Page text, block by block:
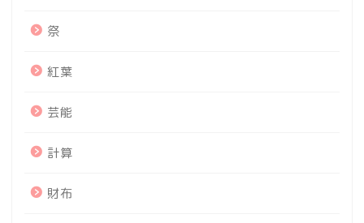
祭
紅葉
芸能
計算
財布